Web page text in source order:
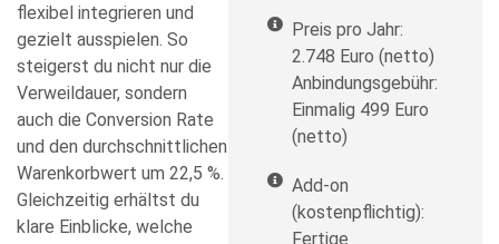
flexibel integrieren und
gezielt ausspielen. So
steigerst du nicht nur die
Verweildauer, sondern
auch die Conversion Rate
und den durchschnittlichen
Warenkorbwert um 22,5 %.
Gleichzeitig erhältst du
klare Einblicke, welche
Preis pro Jahr:
2.748 Euro (netto)
Anbindungsgebühr:
Einmalig 499 Euro
(netto)
Add-on
(kostenpflichtig):
Fertige